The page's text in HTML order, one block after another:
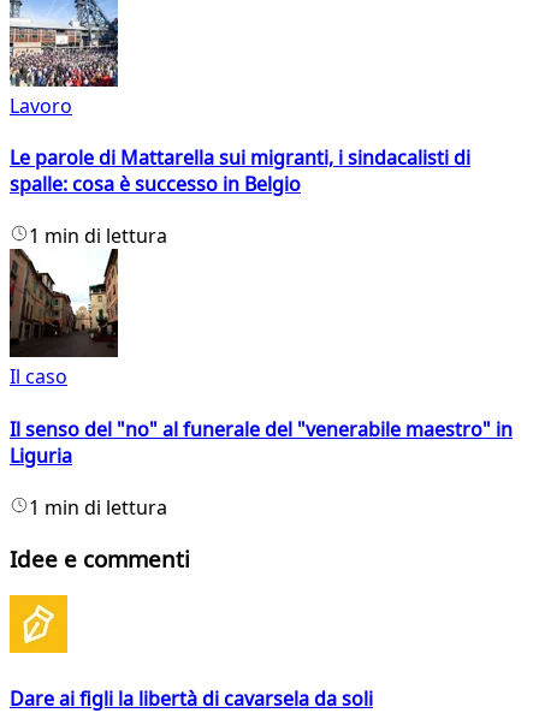
Lavoro
Le parole di Mattarella sui migranti, i sindacalisti di
spalle: cosa è successo in Belgio
1 min di lettura
Il caso
Il senso del "no" al funerale del "venerabile maestro" in
Liguria
1 min di lettura
Idee e commenti
Dare ai figli la libertà di cavarsela da soli